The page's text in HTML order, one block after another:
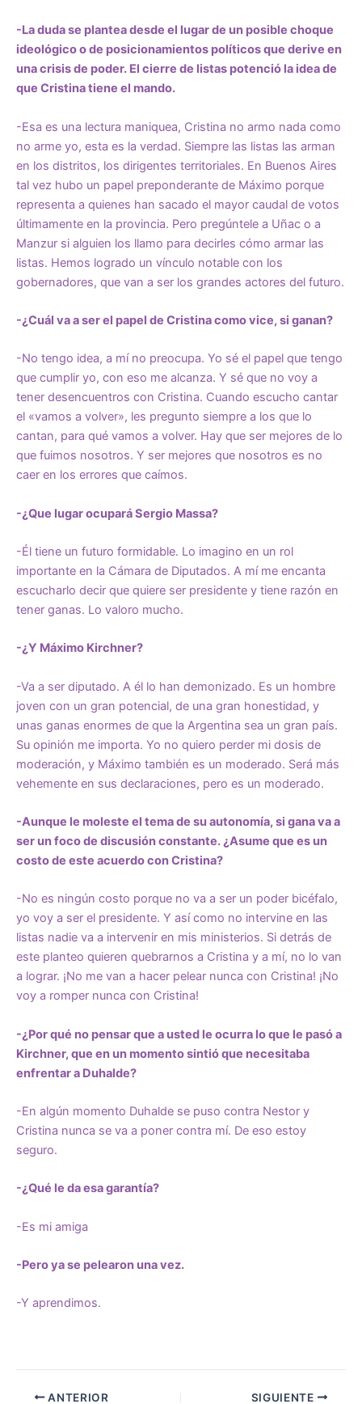
-La duda se plantea desde el lugar de un posible choque
ideológico o de posicionamientos políticos que derive en
una crisis de poder. El cierre de listas potenció la idea de
que Cristina tiene el mando.
-Esa es una lectura maniquea, Cristina no armo nada como
no arme yo, esta es la verdad. Siempre las listas las arman
en los distritos, los dirigentes territoriales. En Buenos Aires
tal vez hubo un papel preponderante de Máximo porque
representa a quienes han sacado el mayor caudal de votos
últimamente en la provincia. Pero pregúntele a Uñac o a
Manzur si alguien los llamo para decirles cómo armar las
listas. Hemos logrado un vínculo notable con los
gobernadores, que van a ser los grandes actores del futuro.
-¿Cuál va a ser el papel de Cristina como vice, si ganan?
-No tengo idea, a mí no preocupa. Yo sé el papel que tengo
que cumplir yo, con eso me alcanza. Y sé que no voy a
tener desencuentros con Cristina. Cuando escucho cantar
el «vamos a volver», les pregunto siempre a los que lo
cantan, para qué vamos a volver. Hay que ser mejores de lo
que fuimos nosotros. Y ser mejores que nosotros es no
caer en los errores que caímos.
-¿Que lugar ocupará Sergio Massa?
-Él tiene un futuro formidable. Lo imagino en un rol
importante en la Cámara de Diputados. A mí me encanta
escucharlo decir que quiere ser presidente y tiene razón en
tener ganas. Lo valoro mucho.
-¿Y Máximo Kirchner?
-Va a ser diputado. A él lo han demonizado. Es un hombre
joven con un gran potencial, de una gran honestidad, y
unas ganas enormes de que la Argentina sea un gran país.
Su opinión me importa. Yo no quiero perder mi dosis de
moderación, y Máximo también es un moderado. Será más
vehemente en sus declaraciones, pero es un moderado.
-Aunque le moleste el tema de su autonomía, si gana va a
ser un foco de discusión constante. ¿Asume que es un
costo de este acuerdo con Cristina?
-No es ningún costo porque no va a ser un poder bicéfalo,
yo voy a ser el presidente. Y así como no intervine en las
listas nadie va a intervenir en mis ministerios. Si detrás de
este planteo quieren quebrarnos a Cristina y a mí, no lo van
a lograr. ¡No me van a hacer pelear nunca con Cristina! ¡No
voy a romper nunca con Cristina!
-¿Por qué no pensar que a usted le ocurra lo que le pasó a
Kirchner, que en un momento sintió que necesitaba
enfrentar a Duhalde?
-En algún momento Duhalde se puso contra Nestor y
Cristina nunca se va a poner contra mí. De eso estoy
seguro.
-¿Qué le da esa garantía?
-Es mi amiga
-Pero ya se pelearon una vez.
-Y aprendimos.
ANTERIOR SIGUIENTE